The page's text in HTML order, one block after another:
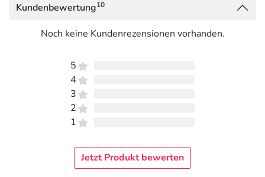
Kundenbewertung10
Noch keine Kundenrezensionen vorhanden.
5
4
3
2
1
Jetzt Produkt bewerten